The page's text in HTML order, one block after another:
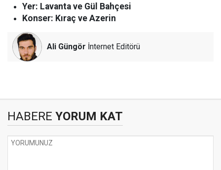
Yer: Lavanta ve Gül Bahçesi
Konser: Kıraç ve Azerin
Ali Güngör İnternet Editörü
HABERE YORUM KAT